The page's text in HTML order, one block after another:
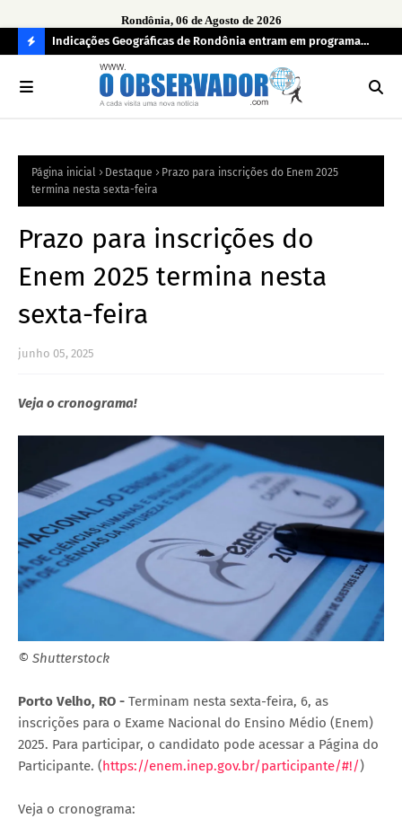
Rondônia, 06 de Agosto de 2026
O
R
Indicações Geográficas de Rondônia entram em programa
internacional para acelerar negócios
Página inicial Destaque
Prazo para inscrições do Enem 2025
termina nesta sexta-feira
Prazo para inscrições do
Enem 2025 termina nesta
sexta-feira
junho 05, 2025
Veja o cronograma!
© Shutterstock
Porto Velho, RO - Terminam nesta sexta-feira, 6, as
inscrições para o Exame Nacional do Ensino Médio (Enem)
2025. Para participar, o candidato pode acessar a Página do
Participante. (https://enem.inep.gov.br/participante/#!/)
Veja o cronograma: